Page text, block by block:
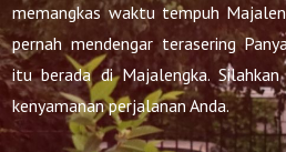
memangkas waktu tempuh
pernah mendengar terasering
itu berada di Majalengka.
kenyamanan perjalanan Anda.